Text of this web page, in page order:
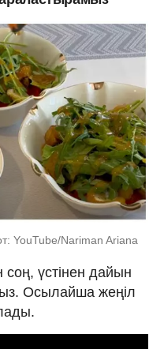
YouTube/Nariman Ariana
соң, үстінен дайын
Осылайша жеңіл